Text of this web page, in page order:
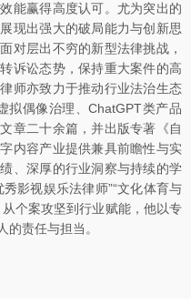
能赢得高度认可。尤为突出的
现出强大的破局能力与创新思
对层出不穷的新型法律挑战，
诉讼态势，保持重大案件的高
师亦致力于推动行业法治生态
拟偶像治理、ChatGPT类产品
章二十余篇，并出版专著《自
内容产业提供兼具前瞻性与实
、深厚的行业洞察与持续的学
影视娱乐法律师”“文化体育与
个案攻坚到行业赋能，他以专
的责任与担当。